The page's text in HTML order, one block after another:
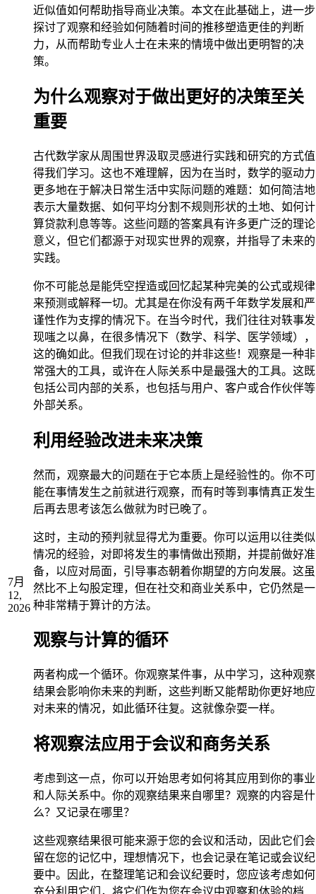
7月
12,
2026
近似值如何帮助指导商业决策。本文在此基础上，进一步
探讨了观察和经验如何随着时间的推移塑造更佳的判断
力，从而帮助专业人士在未来的情境中做出更明智的决
策。
为什么观察对于做出更好的决策至关
重要
古代数学家从周围世界汲取灵感进行实践和研究的方式值
得我们学习。这也不难理解，因为在当时，数学的驱动力
更多地在于解决日常生活中实际问题的难题：如何简洁地
表示大量数据、如何平均分割不规则形状的土地、如何计
算贷款利息等等。这些问题的答案具有许多更广泛的理论
意义，但它们都源于对现实世界的观察，并指导了未来的
实践。
你不可能总是能凭空捏造或回忆起某种完美的公式或规律
来预测或解释一切。尤其是在你没有两千年数学发展和严
谨性作为支撑的情况下。在当今时代，我们往往对轶事发
现嗤之以鼻，在很多情况下（数学、科学、医学领域），
这的确如此。但我们现在讨论的并非这些！观察是一种非
常强大的工具，或许在人际关系中是最强大的工具。这既
包括公司内部的关系，也包括与用户、客户或合作伙伴等
外部关系。
利用经验改进未来决策
然而，观察最大的问题在于它本质上是经验性的。你不可
能在事情发生之前就进行观察，而有时等到事情真正发生
后再去思考该怎么做就为时已晚了。
这时，主动的预判就显得尤为重要。你可以运用以往类似
情况的经验，对即将发生的事情做出预期，并提前做好准
备，以应对局面，引导事态朝着你期望的方向发展。这虽
然比不上勾股定理，但在社交和商业关系中，它仍然是一
种非常精于算计的方法。
观察与计算的循环
两者构成一个循环。你观察某件事，从中学习，这种观察
结果会影响你未来的判断，这些判断又能帮助你更好地应
对未来的情况，如此循环往复。这就像杂耍一样。
将观察法应用于会议和商务关系
考虑到这一点，你可以开始思考如何将其应用到你的事业
和人际关系中。你的观察结果来自哪里？观察的内容是什
么？又记录在哪里？
这些观察结果很可能来源于您的会议和活动，因此它们会
留在您的记忆中，理想情况下，也会记录在笔记或会议纪
要中。因此，在整理笔记和会议纪要时，您应该考虑如何